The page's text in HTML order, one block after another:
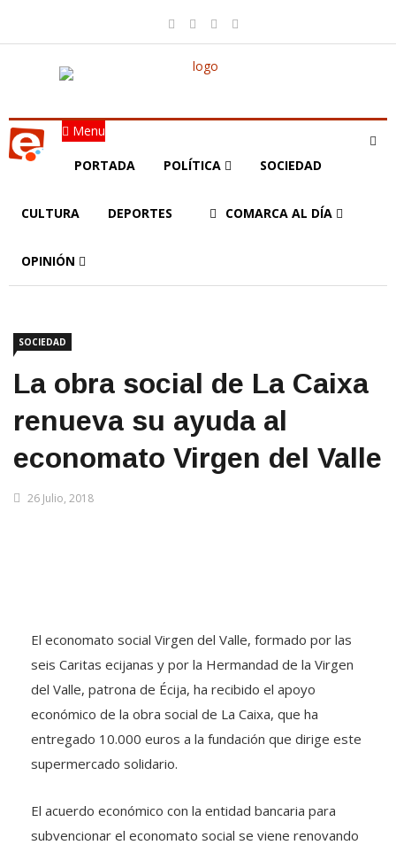
Menu
PORTADA POLÍTICA SOCIEDAD
CULTURA DEPORTES COMARCA AL DÍA
OPINIÓN
SOCIEDAD
La obra social de La Caixa
renueva su ayuda al
economato Virgen del Valle
26 Julio, 2018
El economato social Virgen del Valle, formado por las
seis Caritas ecijanas y por la Hermandad de la Virgen
del Valle, patrona de Écija, ha recibido el apoyo
económico de la obra social de La Caixa, que ha
entregado 10.000 euros a la fundación que dirige este
supermercado solidario.
El acuerdo económico con la entidad bancaria para
subvencionar el economato social se viene renovando